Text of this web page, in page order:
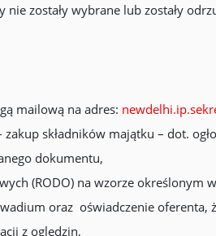
zostały wybrane lub zostały
mailową na adres:
składników majątku – dot.
dokumentu,
(RODO) na wzorze określonym
oraz oświadczenie oferenta,
z oględzin,